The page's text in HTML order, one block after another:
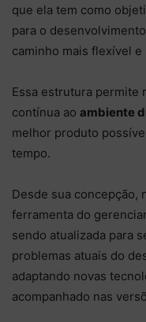
que ela tem como
para o
caminho mais flexível
Essa estrutura permite
contínua ao ambiente
melhor produto
tempo.
Desde sua concepção,
ferramenta do
sendo atualizada para
problemas atuais do
adaptando novas
acompanhado nas